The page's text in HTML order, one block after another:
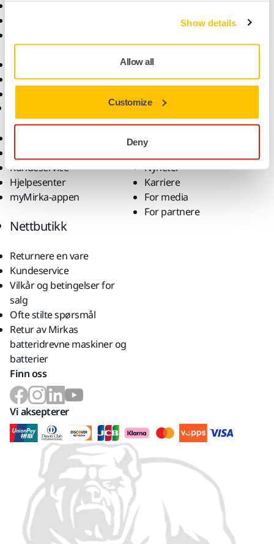
Show details
Allow all
Customize
Deny
poleringsmidler
Tilbehør og forbruksvarer
Superslipemateriell
Bruksområder
Kundeservice
Hjelpesenter
myMirka-appen
Selskap
Om oss
Nyheter
Karriere
For media
For partnere
Nettbutikk
Returnere en vare
Kundeservice
Vilkår og betingelser for
salg
Ofte stilte spørsmål
Retur av Mirkas
batteridrevne maskiner og
batterier
Finn oss
Vi aksepterer